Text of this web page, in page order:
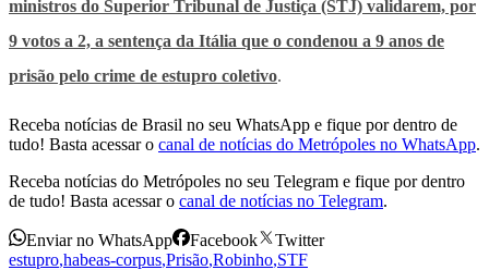
ministros do Superior Tribunal de Justiça (STJ) validarem, por
9 votos a 2, a sentença da Itália que o condenou a 9 anos de
prisão pelo crime de estupro coletivo.
Receba notícias de Brasil no seu WhatsApp e fique por dentro de
tudo! Basta acessar o canal de notícias do Metrópoles no WhatsApp.
Receba notícias do Metrópoles no seu Telegram e fique por dentro
de tudo! Basta acessar o canal de notícias no Telegram.
Enviar no WhatsApp Facebook
Twitter
estupro,habeas-corpus,Prisão,Robinho,STF